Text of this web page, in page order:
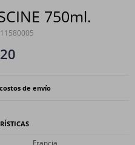
750ml.
de envío
Francia